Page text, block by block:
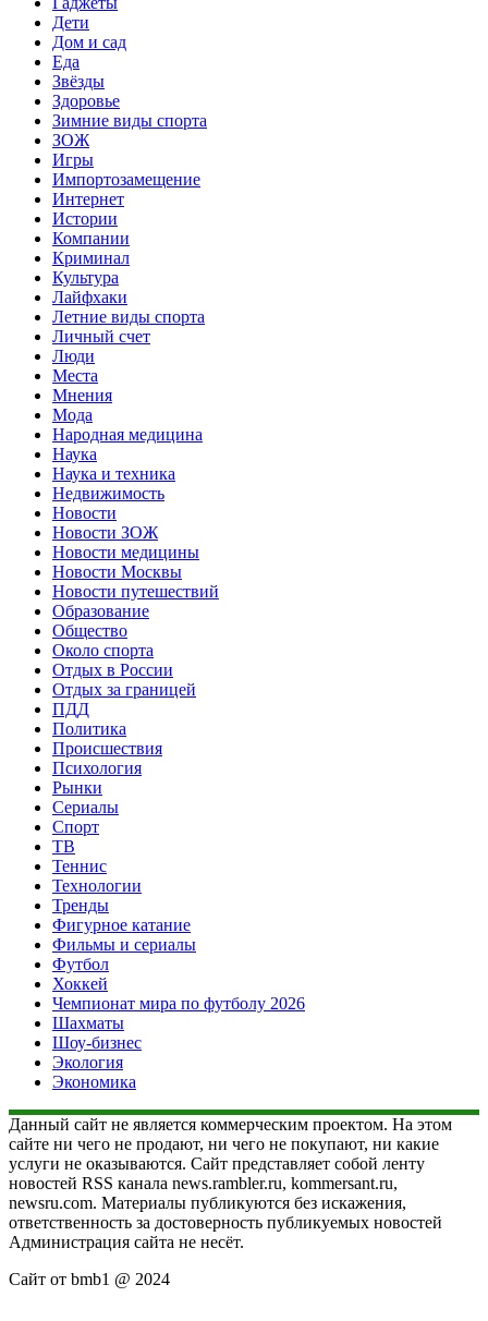
Дети
Дом и сад
Еда
Звёзды
Здоровье
Зимние виды спорта
ЗОЖ
Игры
Импортозамещение
Интернет
Истории
Компании
Криминал
Культура
Лайфхаки
Летние виды спорта
Личный счет
Люди
Места
Мнения
Мода
Народная медицина
Наука
Наука и техника
Недвижимость
Новости
Новости ЗОЖ
Новости медицины
Новости Москвы
Новости путешествий
Образование
Общество
Около спорта
Отдых в России
Отдых за границей
ПДД
Политика
Происшествия
Психология
Рынки
Сериалы
Спорт
ТВ
Теннис
Технологии
Тренды
Фигурное катание
Фильмы и сериалы
Футбол
Хоккей
Чемпионат мира по футболу 2026
Шахматы
Шоу-бизнес
Экология
Экономика
Данный сайт не является коммерческим проектом. На этом
сайте ни чего не продают, ни чего не покупают, ни какие
услуги не оказываются. Сайт представляет собой ленту
новостей RSS канала news.rambler.ru, kommersant.ru,
newsru.com. Материалы публикуются без искажения,
ответственность за достоверность публикуемых новостей
Администрация сайта не несёт.
Сайт от bmb1 @ 2024